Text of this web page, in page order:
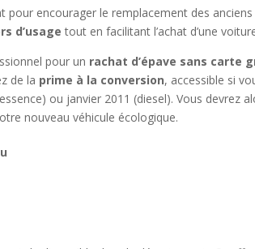
pour encourager le remplacement des
d’usage tout en facilitant l’achat d’une
pour un rachat d’épave sans carte
de la prime à la conversion, accessible si
ou janvier 2011 (diesel). Vous devrez
nouveau véhicule écologique.